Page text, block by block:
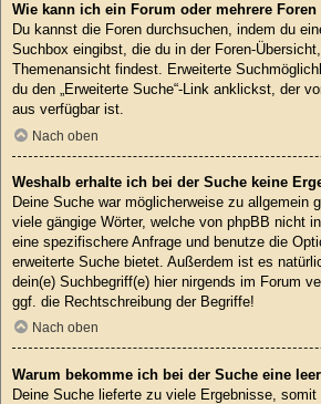
Wie kann ich ein Forum oder mehrere
Du kannst die Foren durchsuchen, indem du
Suchbox eingibst, die du in der Foren-
Themenansicht findest. Erweiterte
du den „Erweiterte Suche“-Link anklickst, der
aus verfügbar ist.
Nach oben
Weshalb erhalte ich bei der Suche keine
Deine Suche war möglicherweise zu allgemein
viele gängige Wörter, welche von phpBB nicht
eine spezifischere Anfrage und benutze die
erweiterte Suche bietet. Außerdem ist es
dein(e) Suchbegriff(e) hier nirgends im Forum
ggf. die Rechtschreibung der Begriffe!
Nach oben
Warum bekomme ich bei der Suche eine
Deine Suche lieferte zu viele Ergebnisse,